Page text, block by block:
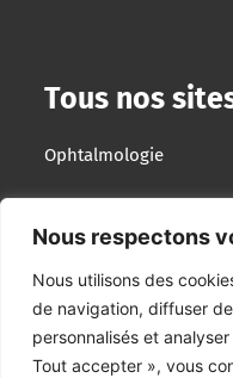
Nous respectons
Nous utilisons des
de navigation, diffuser
personnalisés et
Tout accepter », vous
Tous nos
Ophtalmologie
Groupe Lumibird